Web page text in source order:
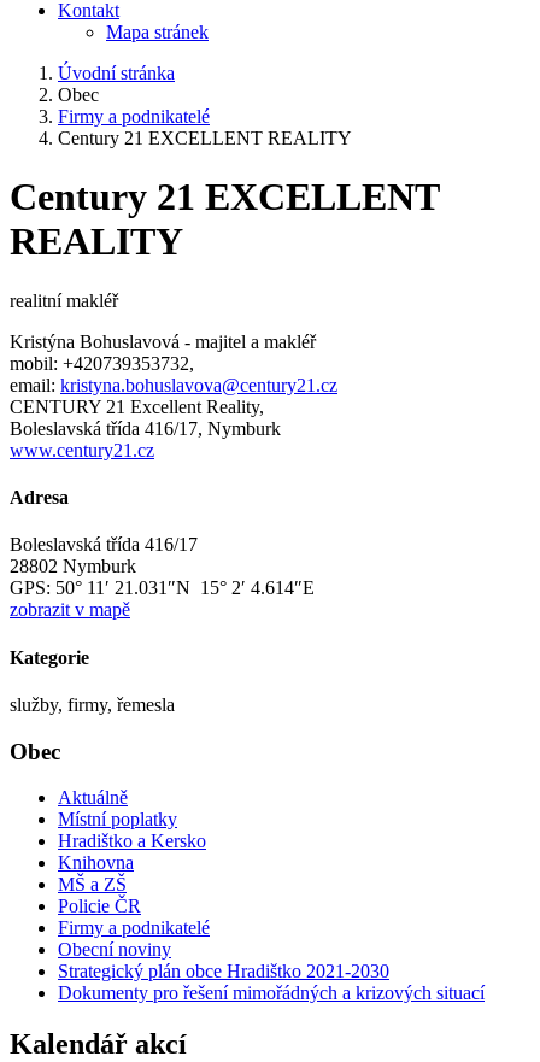
Kontakt
Mapa stránek
Úvodní stránka
Obec
Firmy a podnikatelé
Century 21 EXCELLENT REALITY
Century 21 EXCELLENT
REALITY
realitní makléř
Kristýna Bohuslavová - majitel a makléř
mobil: +420739353732,
email: kristyna.bohuslavova@century21.cz
CENTURY 21 Excellent Reality,
Boleslavská třída 416/17, Nymburk
www.century21.cz
Adresa
Boleslavská třída 416/17
28802 Nymburk
GPS: 50° 11′ 21.031″N 15° 2′ 4.614″E
zobrazit v mapě
Kategorie
služby, firmy, řemesla
Obec
Aktuálně
Místní poplatky
Hradištko a Kersko
Knihovna
MŠ a ZŠ
Policie ČR
Firmy a podnikatelé
Obecní noviny
Strategický plán obce Hradištko 2021-2030
Dokumenty pro řešení mimořádných a krizových situací
Kalendář akcí